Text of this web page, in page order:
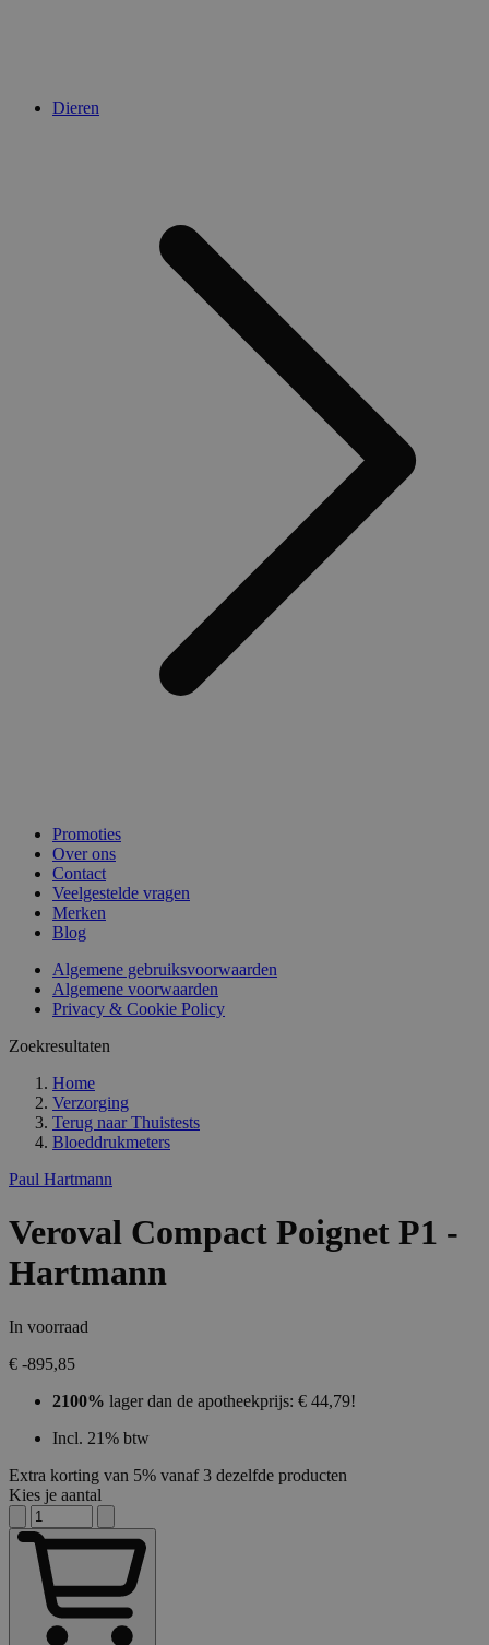
Dieren
Promoties
Over ons
Contact
Veelgestelde vragen
Merken
Blog
Algemene gebruiksvoorwaarden
Algemene voorwaarden
Privacy & Cookie Policy
Zoekresultaten
Home
Verzorging
Terug naar Thuistests
Bloeddrukmeters
Paul Hartmann
Veroval Compact Poignet P1 -
Hartmann
In voorraad
€ -895,85
2100% lager dan de apotheekprijs: € 44,79!
Incl. 21% btw
Extra korting van 5% vanaf 3 dezelfde producten
Kies je aantal